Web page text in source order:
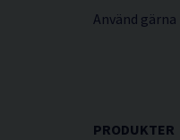
Använd gärna
PRODUKTER